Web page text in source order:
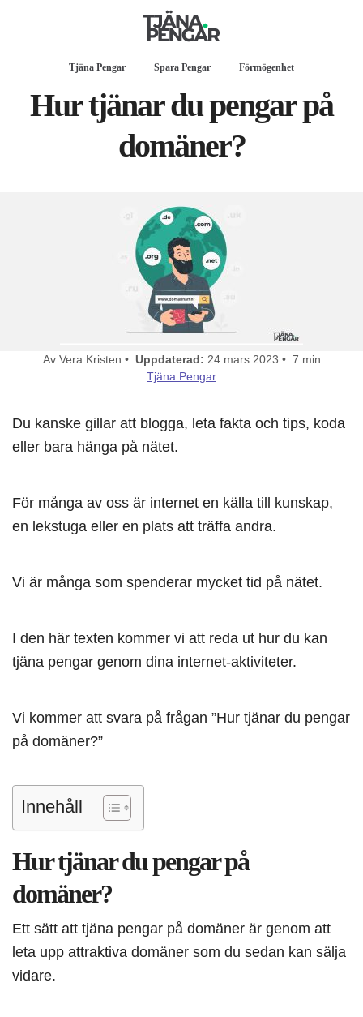
Tjäna Pengar Spara Pengar Förmögenhet
Hur tjänar du pengar på
domäner?
Av Vera Kristen • Uppdaterad: 24 mars 2023 • 7 min
Tjäna Pengar
Du kanske gillar att blogga, leta fakta och tips, koda
eller bara hänga på nätet.
För många av oss är internet en källa till kunskap,
en lekstuga eller en plats att träffa andra.
Vi är många som spenderar mycket tid på nätet.
I den här texten kommer vi att reda ut hur du kan
tjäna pengar genom dina internet-aktiviteter.
Vi kommer att svara på frågan ”Hur tjänar du pengar
på domäner?”
Innehåll
Hur tjänar du pengar på
domäner?
Ett sätt att tjäna pengar på domäner är genom att
leta upp attraktiva domäner som du sedan kan sälja
vidare.